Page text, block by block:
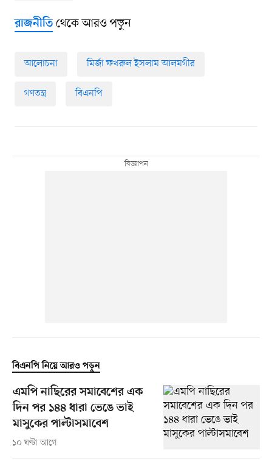
রাজনীতিথেকে আরও পড়ুন
আলোচনা মির্জা ফখরুল ইসলাম আলমগীর
গণতন্ত্র বিএনপি
বিএনপি নিয়ে আরও পড়ুন
এমপি নাছিরের সমাবেশের এক
দিন পর ১৪৪ ধারা ভেঙে ভাই
মাসুকের পাল্টাসমাবেশ
১০ ঘণ্টা আগে